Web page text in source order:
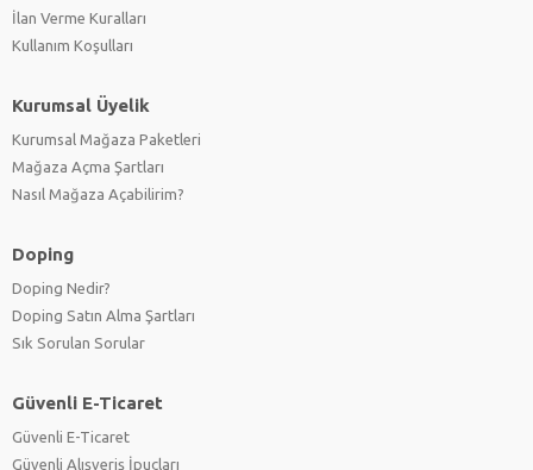
İlan Verme Kuralları
Kullanım Koşulları
Kurumsal Üyelik
Kurumsal Mağaza Paketleri
Mağaza Açma Şartları
Nasıl Mağaza Açabilirim?
Doping
Doping Nedir?
Doping Satın Alma Şartları
Sık Sorulan Sorular
Güvenli E-Ticaret
Güvenli E-Ticaret
Güvenli Alışveriş İpuçları